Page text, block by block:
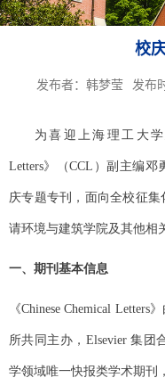
校
发布者：韩梦莹 发布
为喜迎上海理工大
Letters》（CCL ）副主编邓
庆专题专刊，面向全校征
请环境与建筑学院及其他相
一、期刊基本信息
《Chinese Chemical Letters》
所共同主办， Elsevier集团
学领域唯一快报类学术期刊